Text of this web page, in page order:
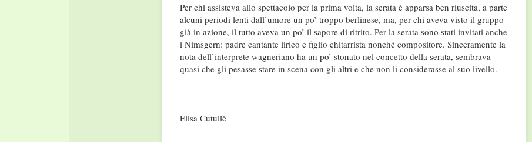
Per chi assisteva allo spettacolo per la prima volta, la serata è apparsa ben riuscita, a parte
alcuni periodi lenti dall’umore un po’ troppo berlinese, ma, per chi aveva visto il gruppo
già in azione, il tutto aveva un po’ il sapore di ritrito. Per la serata sono stati invitati anche
i Nimsgern: padre cantante lirico e figlio chitarrista nonché compositore. Sinceramente la
nota dell’interprete wagneriano ha un po’ stonato nel concetto della serata, sembrava
quasi che gli pesasse stare in scena con gli altri e che non li considerasse al suo livello.
Elisa Cutullè